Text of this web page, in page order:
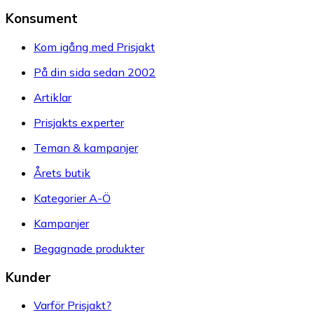
Konsument
Kom igång med Prisjakt
På din sida sedan 2002
Artiklar
Prisjakts experter
Teman & kampanjer
Årets butik
Kategorier A-Ö
Kampanjer
Begagnade produkter
Kunder
Varför Prisjakt?